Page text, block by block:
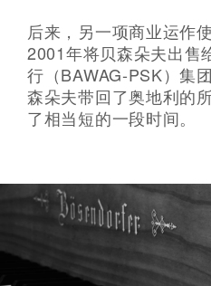
后来，另一项商业运作
2001年将贝森朵夫出售
行（BAWAG-PSK）集
森朵夫带回了奥地利的
了相当短的一段时间。